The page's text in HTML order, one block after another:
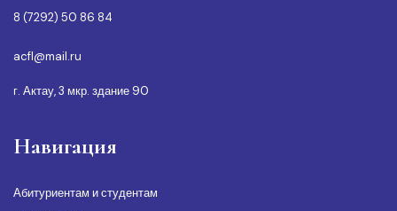
8 (7292) 50 86 84
acfl@mail.ru
г. Актау, 3 мкр. здание 90
Навигация
Абитуриентам и студентам